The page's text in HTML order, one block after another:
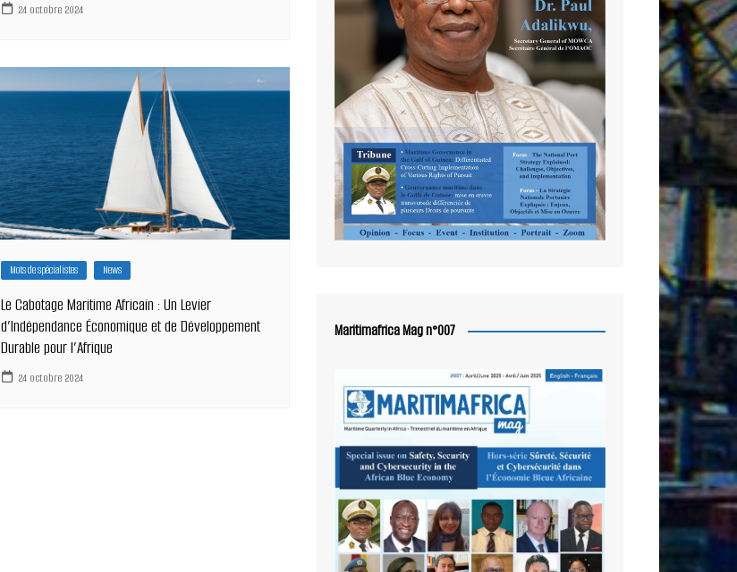
24 octobre 2024
Mots de spécialistes News
Le Cabotage Maritime Africain : Un Levier
d’Indépendance Économique et de Développement
Durable pour l’Afrique
24 octobre 2024
Maritimafrica Mag n°007